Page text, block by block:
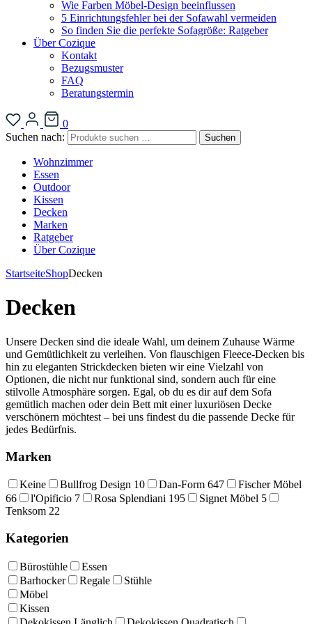
Wie Farben Möbel-Design beeinflussen
5 Einrichtungsfehler bei der Sofawahl vermeiden
So finden Sie die perfekte Sofagröße: Ratgeber
Über Cozique
Kontakt
Bezugsmuster
FAQ
Beratungstermin
0
Suchen nach:
Suchen
Wohnzimmer
Essen
Outdoor
Kissen
Decken
Marken
Ratgeber
Über Cozique
StartseiteShopDecken
Decken
Unsere Decken sind die ideale Wahl, um deinem Zuhause Wärme
und Gemütlichkeit zu verleihen. Von flauschigen Fleece-Decken bis
hin zu eleganten Strickdecken bieten wir eine Vielzahl von
Optionen, die nicht nur funktional sind, sondern auch für eine
stilvolle Atmosphäre sorgen. Egal, ob du es dir auf dem Sofa
gemütlich machen oder dein Bett mit einer luxuriösen Decke
verschönern möchtest – bei uns findest du die passende Decke für
jedes Bedürfnis.
Marken
Keine Bullfrog Design 10 Dan-Form 647
Fischer Möbel
66
l'Opificio 7 Rosa Splendiani 195 Signet Möbel 5
Tenksom 22
Kategorien
Bürostühle
Essen
Barhocker
Regale
Stühle
Möbel
Kissen